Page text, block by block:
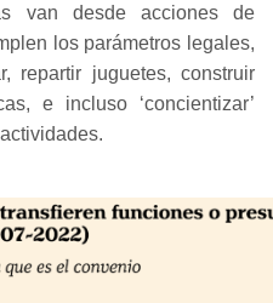
van desde acciones de
los parámetros legales,
repartir juguetes, construir
e incluso ‘concientizar’